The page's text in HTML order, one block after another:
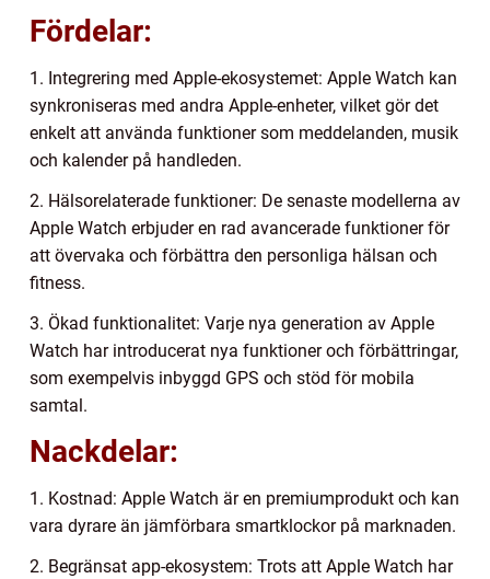
Fördelar:
1. Integrering med Apple-ekosystemet: Apple Watch kan
synkroniseras med andra Apple-enheter, vilket gör det
enkelt att använda funktioner som meddelanden, musik
och kalender på handleden.
2. Hälsorelaterade funktioner: De senaste modellerna av
Apple Watch erbjuder en rad avancerade funktioner för
att övervaka och förbättra den personliga hälsan och
fitness.
3. Ökad funktionalitet: Varje nya generation av Apple
Watch har introducerat nya funktioner och förbättringar,
som exempelvis inbyggd GPS och stöd för mobila
samtal.
Nackdelar:
1. Kostnad: Apple Watch är en premiumprodukt och kan
vara dyrare än jämförbara smartklockor på marknaden.
2. Begränsat app-ekosystem: Trots att Apple Watch har